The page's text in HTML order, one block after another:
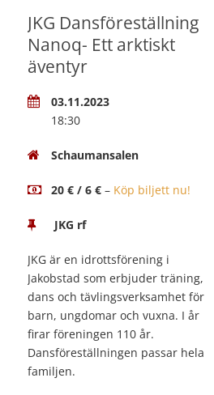
JKG Dansföreställning
Nanoq- Ett arktiskt
äventyr
03.11.2023
18:30
Schaumansalen
20 € / 6 € – Köp biljett nu!
JKG rf
JKG är en idrottsförening i
Jakobstad som erbjuder träning,
dans och tävlingsverksamhet för
barn, ungdomar och vuxna. I år
firar föreningen 110 år.
Dansföreställningen passar hela
familjen.